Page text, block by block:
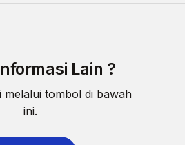
Lain ?
melalui tombol di bawah
ini.